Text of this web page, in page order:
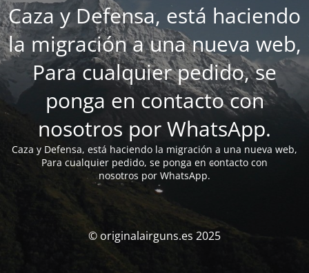
Caza y Defensa, está haciendo
la migración a una nueva web,
Para cualquier pedido, se
ponga en contacto con
nosotros por WhatsApp.
Caza y Defensa, está haciendo la migración a una nueva web,
Para cualquier pedido, se ponga en contacto con
nosotros por WhatsApp.
© originalairguns.es 2025